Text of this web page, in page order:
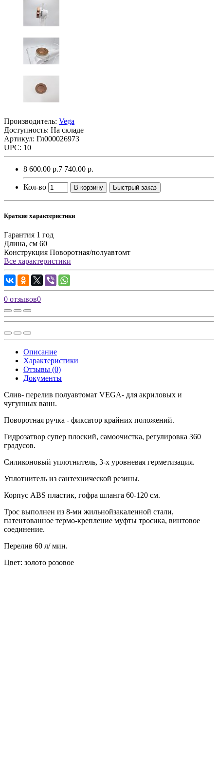
Производитель: Vega
Доступность: На складе
Артикул: Гл000026973
UPC: 10
8 600.00 р.7 740.00 р.
Кол-во В корзину Быстрый заказ
Краткие характеристики
Гарантия 1 год
Длина, см 60
Конструкция Поворотная/полуавтомт
Все характеристики
0 отзывов0
Описание
Характеристики
Отзывы (0)
Документы
Слив- перелив полуавтомат VEGA- для акриловых и
чугунных ванн.
Поворотная ручка - фиксатор крайних положений.
Гидрозатвор супер плоский, самоочистка, регулировка 360
градусов.
Силиконовый уплотнитель, 3-х уровневая герметизация.
Уплотнитель из сантехнической резины.
Корпус ABS пластик, гофра шланга 60-120 см.
Трос выполнен из 8-ми жильнойзакаленной стали,
патентованное термо-крепление муфты тросика, винтовое
соединение.
Перелив 60 л/ мин.
Цвет: золото розовое